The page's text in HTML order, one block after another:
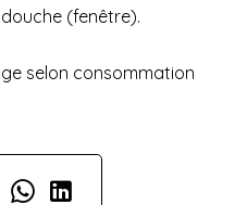
(fenêtre).
selon consommation